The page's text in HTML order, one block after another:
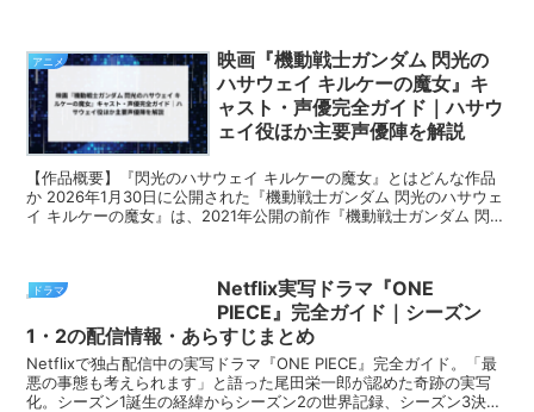
アニメ
映画『機動戦士ガンダム 閃光の
ハサウェイ キルケーの魔女』キ
ャスト・声優完全ガイド｜ハサウ
ェイ役ほか主要声優陣を解説
【作品概要】『閃光のハサウェイ キルケーの魔女』とはどんな作品
か 2026年1月30日に公開された『機動戦士ガンダム 閃光のハサウェ
イ キルケーの魔女』は、2021年公開の前作『機動戦士ガンダム 閃光
ドラマ
Netflix実写ドラマ『ONE
PIECE』完全ガイド｜シーズン
1・2の配信情報・あらすじまとめ
Netflixで独占配信中の実写ドラマ『ONE PIECE』完全ガイド。「最
悪の事態も考えられます」と語った尾田栄一郎が認めた奇跡の実写
化。シーズン1誕生の経緯からシーズン2の世界記録、シーズン3決定